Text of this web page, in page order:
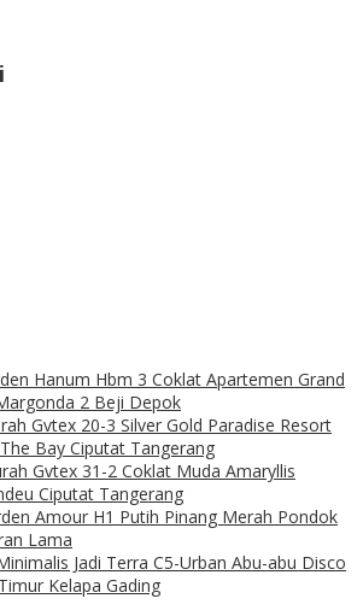
Hanum Hbm 3 Coklat Apartemen Grand
2 Beji Depok
Gvtex 20-3 Silver Gold Paradise Resort
Bay Ciputat Tangerang
Gvtex 31-2 Coklat Muda Amaryllis
Ciputat Tangerang
Amour H1 Putih Pinang Merah Pondok
Lama
Jadi Terra C5-Urban Abu-abu Disco
Kelapa Gading